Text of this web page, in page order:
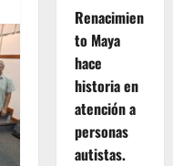
Renacimien
to Maya
hace
historia en
atención a
personas
autistas.